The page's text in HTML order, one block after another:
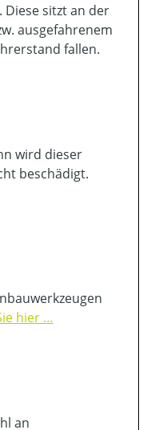
sitzt an der
ausgefahrenem
fallen.
wird dieser
beschädigt.
hier …
an